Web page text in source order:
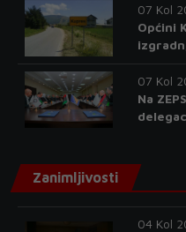
07 Kol
Općini
07 Kol
Na
Zanimljivosti
04 Kol